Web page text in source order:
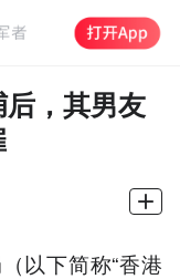
，其男友
以下简称“香港